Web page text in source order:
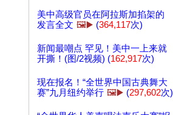
美中高级官员在阿拉斯加掐架的
发言全文 🖼️▶️ (364,117次)
新闻最嘲点 罕见！美中一上来就
开撕！(图/2视频) (162,917次)
现在报名！“全世界中国古典舞大
赛”九月纽约举行 🖼️▶️ (297,602次)